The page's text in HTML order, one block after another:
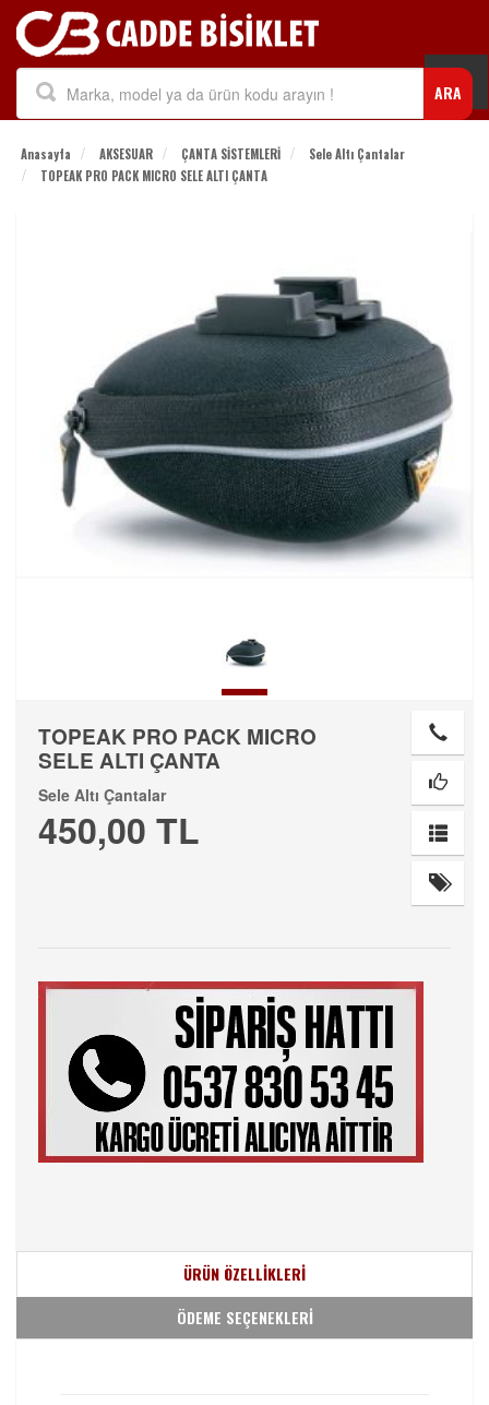
ARA
Anasayfa AKSESUAR ÇANTA SİSTEMLERİ
Sele Altı Çantalar
TOPEAK PRO PACK MICRO SELE ALTI ÇANTA
TOPEAK PRO PACK MICRO
SELE ALTI ÇANTA
Sele Altı Çantalar
450,00 TL
ÜRÜN ÖZELLİKLERİ
ÖDEME SEÇENEKLERİ